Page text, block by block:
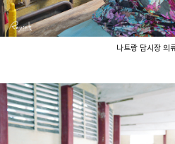
나트랑 담시장 의